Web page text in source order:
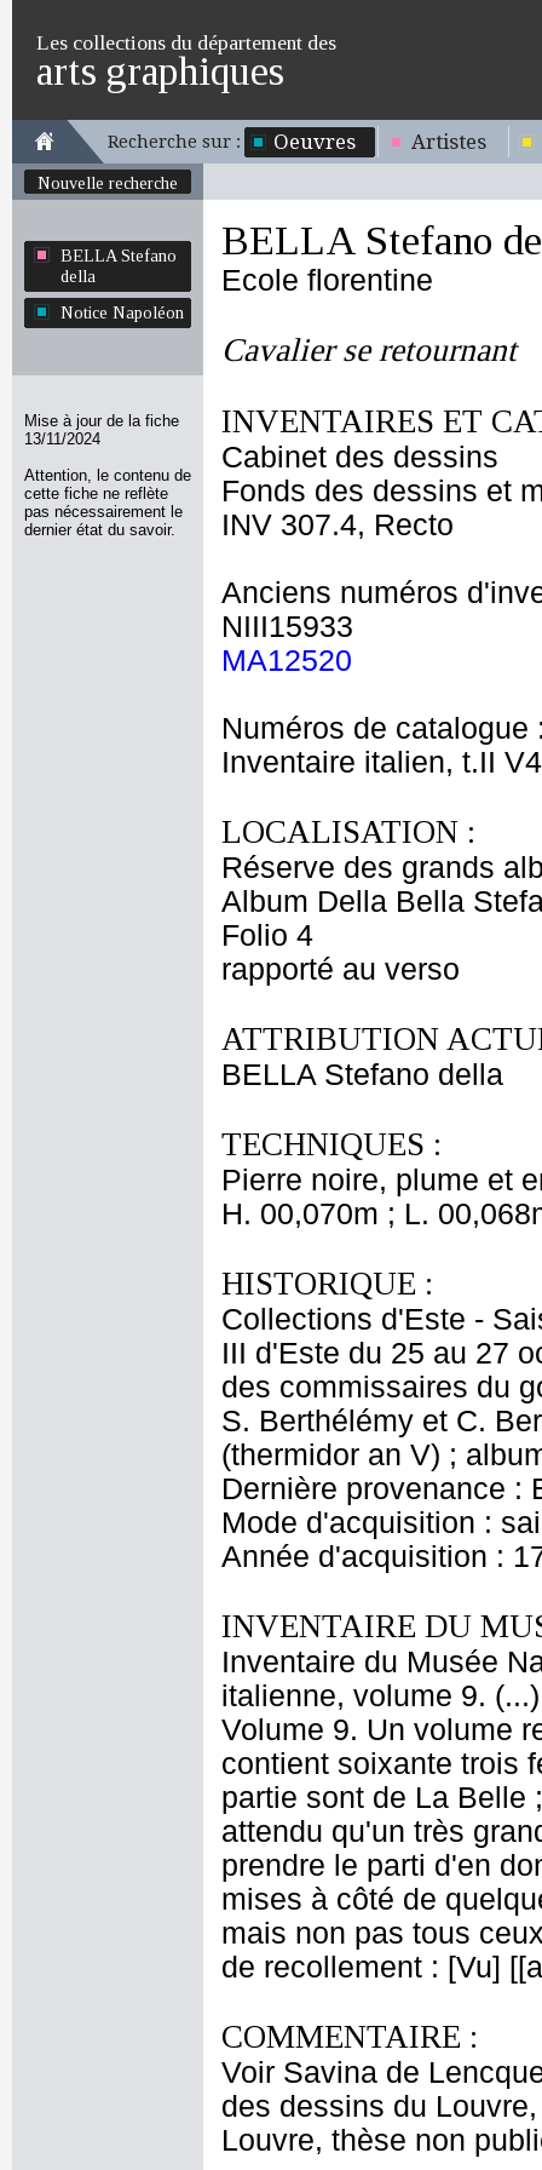
Les collections du département des
arts graphiques
Recherche sur : Oeuvres Artistes
Nouvelle recherche
BELLA Stefano
della
Notice Napoléon
Mise à jour de la fiche
13/11/2024
Attention, le contenu de
cette fiche ne reflète
pas nécessairement le
dernier état du savoir.
BELLA Stefano
Ecole florentine
Cavalier se retournant
INVENTAIRES ET
Cabinet des dessins
Fonds des dessins et
INV 307.4, Recto
Anciens numéros
NIII15933
MA12520
Numéros de catalogue
Inventaire italien, t.II
LOCALISATION :
Réserve des grands
Album Della Bella
Folio 4
rapporté au verso
ATTRIBUTION
BELLA Stefano della
TECHNIQUES :
Pierre noire, plume et
H. 00,070m ; L.
HISTORIQUE :
Collections d'Este -
III d'Este du 25 au 27
des commissaires du
S. Berthélémy et C.
(thermidor an V) ;
Dernière provenance :
Mode d'acquisition :
Année d'acquisition :
INVENTAIRE DU
Inventaire du Musée
italienne, volume 9.
Volume 9. Un volume
contient soixante trois
partie sont de La Belle
attendu qu'un très
prendre le parti d'en
mises à côté de
mais non pas tous
de recollement : [Vu]
COMMENTAIRE :
Voir Savina de
des dessins du
Louvre, thèse non